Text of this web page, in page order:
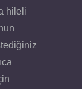
hileli